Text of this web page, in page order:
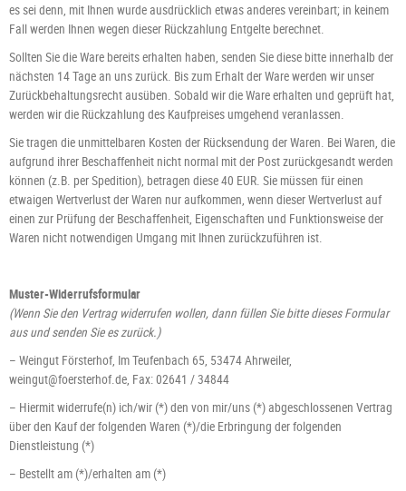
es sei denn, mit Ihnen wurde ausdrücklich etwas anderes vereinbart; in keinem
Fall werden Ihnen wegen dieser Rückzahlung Entgelte berechnet.
Sollten Sie die Ware bereits erhalten haben, senden Sie diese bitte innerhalb der
nächsten 14 Tage an uns zurück. Bis zum Erhalt der Ware werden wir unser
Zurückbehaltungsrecht ausüben. Sobald wir die Ware erhalten und geprüft hat,
werden wir die Rückzahlung des Kaufpreises umgehend veranlassen.
Sie tragen die unmittelbaren Kosten der Rücksendung der Waren. Bei Waren, die
aufgrund ihrer Beschaffenheit nicht normal mit der Post zurückgesandt werden
können (z.B. per Spedition), betragen diese 40 EUR. Sie müssen für einen
etwaigen Wertverlust der Waren nur aufkommen, wenn dieser Wertverlust auf
einen zur Prüfung der Beschaffenheit, Eigenschaften und Funktionsweise der
Waren nicht notwendigen Umgang mit Ihnen zurückzuführen ist.
Muster-Widerrufsformular
(Wenn Sie den Vertrag widerrufen wollen, dann füllen Sie bitte dieses Formular
aus und senden Sie es zurück.)
– Weingut Försterhof, Im Teufenbach 65, 53474 Ahrweiler,
weingut@foersterhof.de, Fax: 02641 / 34844
– Hiermit widerrufe(n) ich/wir (*) den von mir/uns (*) abgeschlossenen Vertrag
über den Kauf der folgenden Waren (*)/die Erbringung der folgenden
Dienstleistung (*)
– Bestellt am (*)/erhalten am (*)